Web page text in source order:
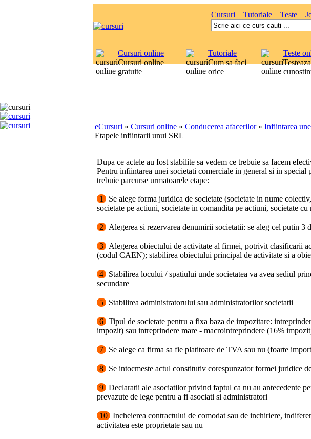
Cursuri Tutoriale Teste
Cursuri online
Cursuri online
gratuite
Tutoriale
Cum sa faci
orice
Teste
eCursuri » Cursuri online » Conducerea afacerilor» Infiintarea
Etapele infiintarii unui SRL
Dupa ce actele au fost stabilite sa vedem ce trebuie sa facem
Pentru infiintarea unei societati comerciale in general si in special
trebuie parcurse urmatoarele etape:
1
Se alege forma juridica de societate (societate in nume
societate pe actiuni, societate in comandita pe actiuni, societate cu
2 Alegerea si rezervarea denumirii societatii: se aleg cel putin 3
3
Alegerea obiectului de activitate al firmei, potrivit clasificarii
(codul CAEN); stabilirea obiectului principal de activitate si a
4
Stabilirea locului / spatiului unde societatea va avea sediul
secundare
5 Stabilirea administratorului sau administratorilor societatii
6
Tipul de societate pentru a fixa baza de impozitare:
impozit) sau intreprindere mare - macrointreprindere (16%
7 Se alege ca firma sa fie platitoare de TVA sau nu (foarte
8 Se intocmeste actul constitutiv corespunzator formei juridice
9
Declaratii ale asociatilor privind faptul ca nu au antecedente
prevazute de lege pentru a fi asociati si administratori
10
Incheierea contractului de comodat sau de inchiriere,
activitatea este proprietate sau nu